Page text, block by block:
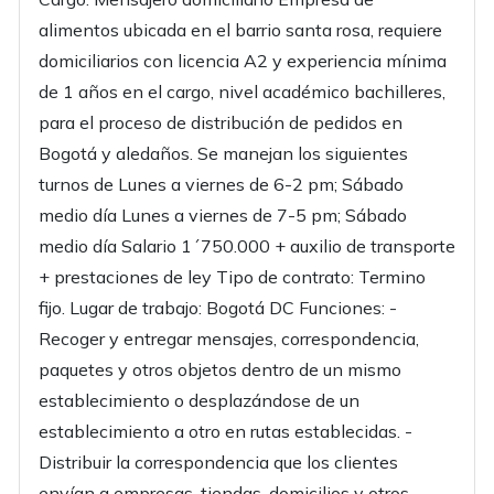
alimentos ubicada en el barrio santa rosa, requiere
domiciliarios con licencia A2 y experiencia mínima
de 1 años en el cargo, nivel académico bachilleres,
para el proceso de distribución de pedidos en
Bogotá y aledaños. Se manejan los siguientes
turnos de Lunes a viernes de 6-2 pm; Sábado
medio día Lunes a viernes de 7-5 pm; Sábado
medio día Salario 1´750.000 + auxilio de transporte
+ prestaciones de ley Tipo de contrato: Termino
fijo. Lugar de trabajo: Bogotá DC Funciones: -
Recoger y entregar mensajes, correspondencia,
paquetes y otros objetos dentro de un mismo
establecimiento o desplazándose de un
establecimiento a otro en rutas establecidas. -
Distribuir la correspondencia que los clientes